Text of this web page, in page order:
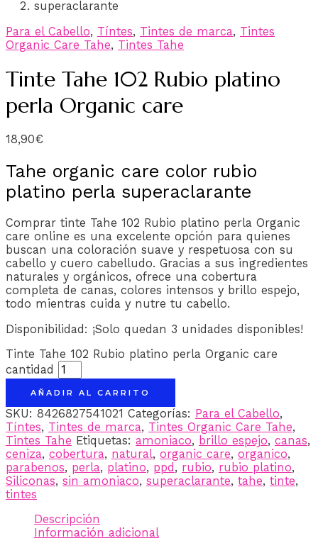
Para el Cabello, Tíntes, Tintes de marca, Tintes
Organic Care Tahe, Tintes Tahe
Tinte Tahe 102 Rubio platino
perla Organic care
18,90€
Tahe organic care color rubio
platino perla superaclarante
Comprar tinte Tahe 102 Rubio platino perla Organic
care online es una excelente opción para quienes
buscan una coloración suave y respetuosa con su
cabello y cuero cabelludo. Gracias a sus ingredientes
naturales y orgánicos, ofrece una cobertura
completa de canas, colores intensos y brillo espejo,
todo mientras cuida y nutre tu cabello.
Disponibilidad: ¡Solo quedan 3 unidades disponibles!
Tinte Tahe 102 Rubio platino perla Organic care
cantidad
AÑADIR AL CARRITO
SKU: 8426827541021 Categorías: Para el Cabello,
Tíntes, Tintes de marca, Tintes Organic Care Tahe,
Tintes Tahe Etiquetas: amoniaco, brillo espejo, canas,
ceniza, cobertura, natural, organic care, organico,
parabenos, perla, platino, ppd , rubio, rubio platino,
Siliconas, sin amoniaco, superaclarante, tahe, tinte,
tintes
Descripción
Información adicional